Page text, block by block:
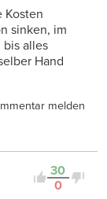
Kosten
sinken, im
alles
Hand
melden
30
0